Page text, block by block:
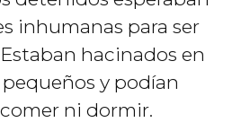
inhumanas para ser
hacinados en
y podían
ni dormir.